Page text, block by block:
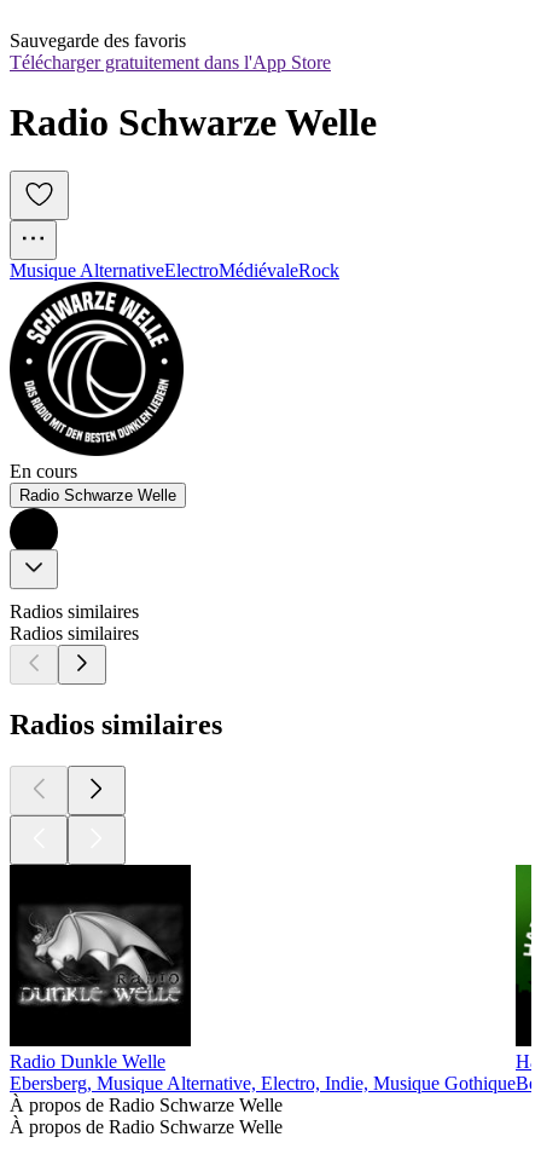
Sauvegarde des favoris
Télécharger gratuitement dans l'App Store
Radio Schwarze Welle
Musique AlternativeElectroMédiévaleRock
En cours
Radio Schwarze Welle
Radios similaires
Radios similaires
Radios similaires
Radio Dunkle Welle
Ebersberg, Musique Alternative, Electro, Indie, Musique Gothique
À propos de Radio Schwarze Welle
À propos de Radio Schwarze Welle